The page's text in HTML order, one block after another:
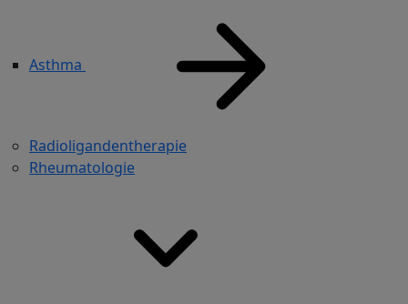
Asthma
Radioligandentherapie
Rheumatologie